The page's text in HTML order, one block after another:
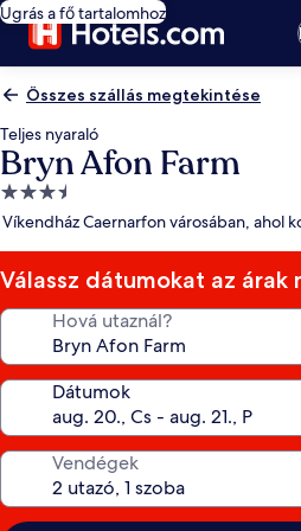
Ugrás a fő tartalomhoz
Összes szállás megtekintése
Teljes nyaraló
Bryn Afon Farm
3.5
csillagos
Víkendház Caernarfon városában, ahol
Válassz dátumokat az
Hová utaznál?
Dátumok
Vendégek